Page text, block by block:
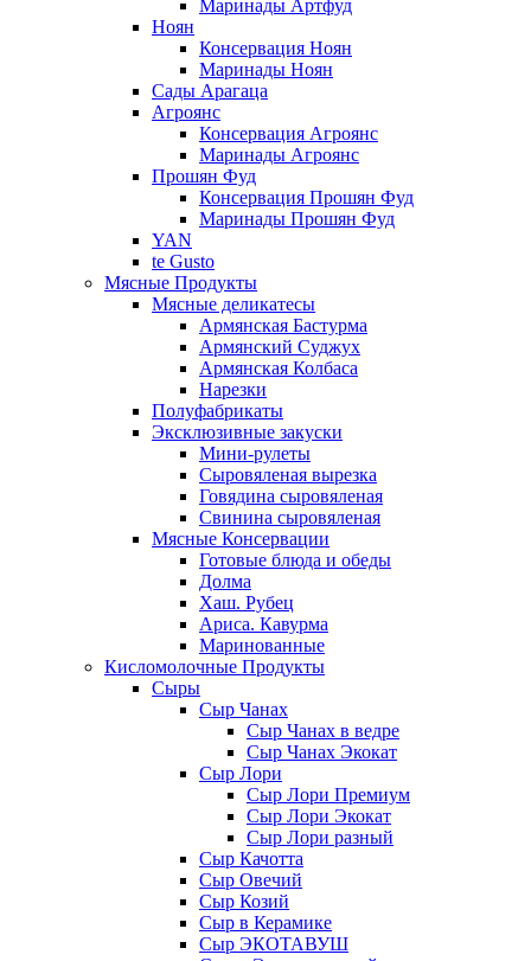
Маринады Артфуд
Ноян
Консервация Ноян
Маринады Ноян
Сады Арагаца
Агроянс
Консервация Агроянс
Маринады Агроянс
Прошян Фуд
Консервация Прошян Фуд
Маринады Прошян Фуд
YAN
te Gusto
Мясные Продукты
Мясные деликатесы
Армянская Бастурма
Армянский Суджух
Армянская Колбаса
Нарезки
Полуфабрикаты
Эксклюзивные закуски
Мини-рулеты
Сыровяленая вырезка
Говядина сыровяленая
Свинина сыровяленая
Мясные Консервации
Готовые блюда и обеды
Долма
Хаш. Рубец
Ариса. Кавурма
Маринованные
Кисломолочные Продукты
Сыры
Сыр Чанах
Сыр Чанах в ведре
Сыр Чанах Экокат
Сыр Лори
Сыр Лори Премиум
Сыр Лори Экокат
Сыр Лори разный
Сыр Качотта
Сыр Овечий
Сыр Козий
Сыр в Керамике
Сыр ЭКОТАВУШ